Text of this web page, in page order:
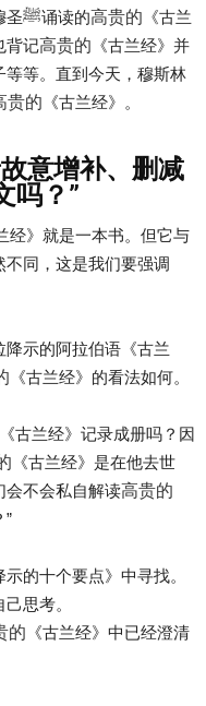
石板、棕榈叶上。因此，他们抄录了穆圣ﷺ诵读的高贵的 《古兰
背记高贵的 《古兰经》并
等等。直到今天，穆斯林
贵的 《古兰经》。
意增补、删减
吗？”
经》就是一本书。但它与
同，这是我们要强调
示的阿拉伯语《古兰
《古兰经》的看法如何。
《古兰经》记录成册吗？因
《古兰经》是在他去世
会不会私自解读高贵的
”
的十个要点》中寻找。
思考。
的 《古兰经》中已经澄清